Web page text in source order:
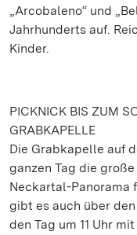
„Arcobaleno“ und
Jahrhunderts auf.
Kinder.
PICKNICK BIS ZUM
GRABKAPELLE
Die Grabkapelle auf
ganzen Tag die
Neckartal-Panorama
gibt es auch über
den Tag um 11 Uhr